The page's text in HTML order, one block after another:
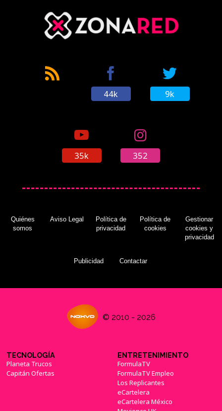
44k 9k
35k 352
Quiénes
somos
Aviso Legal
Política de
privacidad
Política de
cookies
Gestionar
cookies y
privacidad
Publicidad Contactar
© 2010 - 2026
TECNOLOGÍA
Planeta Trucos
Capitán Ofertas
ENTRETENIMIENTO
FormulaTV
FormulaTV Empleo
Los Replicantes
eCartelera
eCartelera México